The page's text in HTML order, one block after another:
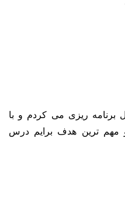
برنامه ریزی می کردم و با
مهم ترین هدف برایم درس